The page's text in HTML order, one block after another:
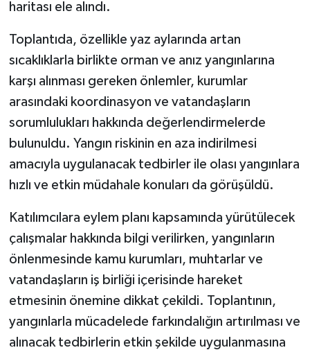
haritası ele alındı.
Toplantıda, özellikle yaz aylarında artan
sıcaklıklarla birlikte orman ve anız yangınlarına
karşı alınması gereken önlemler, kurumlar
arasındaki koordinasyon ve vatandaşların
sorumlulukları hakkında değerlendirmelerde
bulunuldu. Yangın riskinin en aza indirilmesi
amacıyla uygulanacak tedbirler ile olası yangınlara
hızlı ve etkin müdahale konuları da görüşüldü.
Katılımcılara eylem planı kapsamında yürütülecek
çalışmalar hakkında bilgi verilirken, yangınların
önlenmesinde kamu kurumları, muhtarlar ve
vatandaşların iş birliği içerisinde hareket
etmesinin önemine dikkat çekildi. Toplantının,
yangınlarla mücadelede farkındalığın artırılması ve
alınacak tedbirlerin etkin şekilde uygulanmasına